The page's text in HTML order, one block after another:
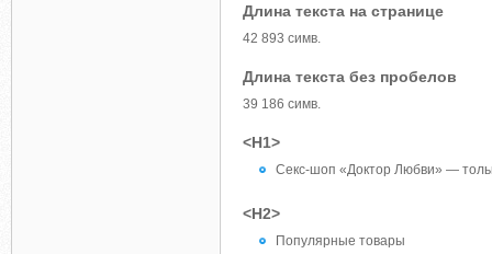
Длина текста на странице
42 893 симв.
Длина текста без пробелов
39 186 симв.
<H1>
Секс-шоп «Доктор Любви» —
<H2>
Популярные товары